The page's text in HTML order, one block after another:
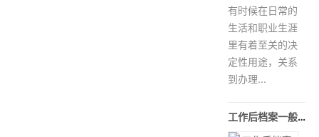
有时候在日常的
生活和职业生涯
里有着至关的决
定性用途，关系
到办理...
工作后档案一般放在当地什么地方保